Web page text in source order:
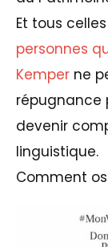
Et tous
personnes
Kemper ne
répugnance
devenir
linguistique.
Comment